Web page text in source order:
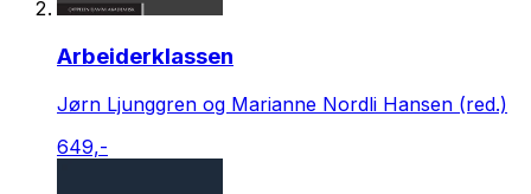
Arbeiderklassen
Jørn Ljunggren og Marianne Nordli Hansen (red.)
649,-